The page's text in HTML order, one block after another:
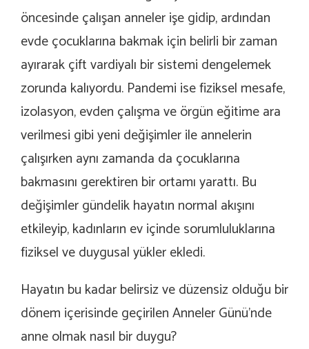
öncesinde çalışan anneler işe gidip, ardından
evde çocuklarına bakmak için belirli bir zaman
ayırarak çift vardiyalı bir sistemi dengelemek
zorunda kalıyordu. Pandemi ise fiziksel mesafe,
izolasyon, evden çalışma ve örgün eğitime ara
verilmesi gibi yeni değişimler ile annelerin
çalışırken aynı zamanda da çocuklarına
bakmasını gerektiren bir ortamı yarattı. Bu
değişimler gündelik hayatın normal akışını
etkileyip, kadınların ev içinde sorumluluklarına
fiziksel ve duygusal yükler ekledi.
Hayatın bu kadar belirsiz ve düzensiz olduğu bir
dönem içerisinde geçirilen Anneler Günü’nde
anne olmak nasıl bir duygu?